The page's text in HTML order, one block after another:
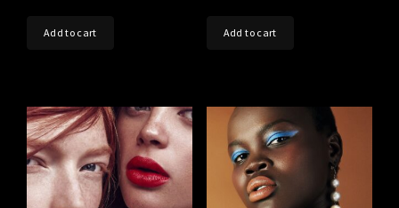
Add to cart Add to cart